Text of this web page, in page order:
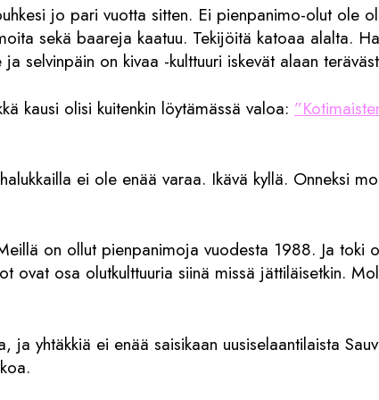
jo pari vuotta sitten. Ei pienpanimo-olut ole
sekä baareja kaatuu. Tekijöitä katoaa alalta.
selvinpäin on kivaa -kulttuuri iskevät alaan
kausi olisi kuitenkin löytämässä valoa:
ei ole enää varaa. Ikävä kyllä. Onneksi
on ollut pienpanimoja vuodesta 1988. Ja toki
ovat osa olutkulttuuria siinä missä jättiläisetkin.
ja yhtäkkiä ei enää saisikaan uusiselaantilaista